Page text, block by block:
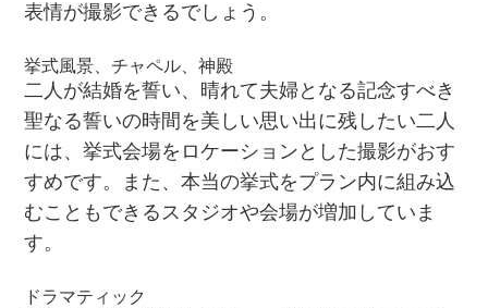
表情が撮影できるでしょう。
挙式風景、チャペル、神殿
二人が結婚を誓い、晴れて夫婦となる記念すべき
聖なる誓いの時間を美しい思い出に残したい二人
には、挙式会場をロケーションとした撮影がおす
すめです。また、本当の挙式をプラン内に組み込
むこともできるスタジオや会場が増加していま
す。
ドラマティック